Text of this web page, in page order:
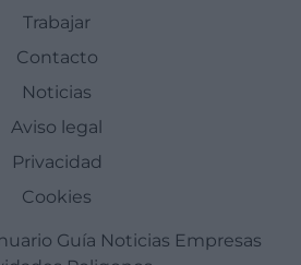
Trabajar
Contacto
Noticias
Aviso legal
Privacidad
Cookies
Guía Noticias Empresas